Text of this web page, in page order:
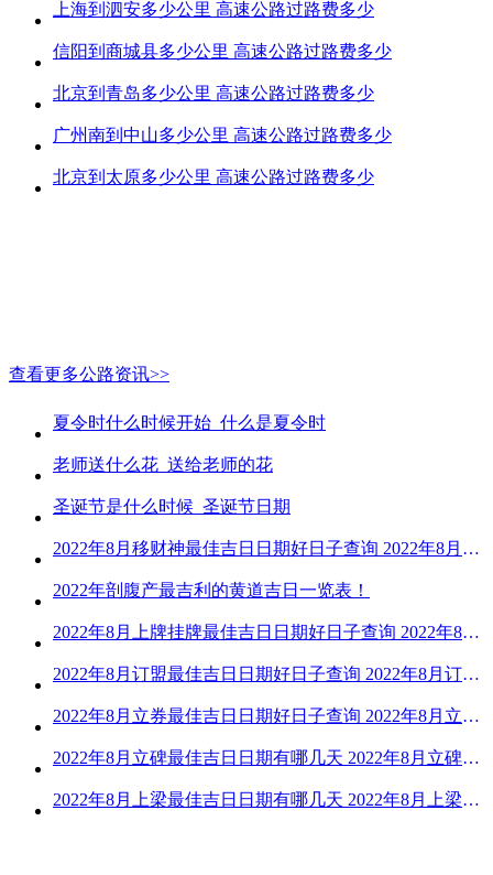
上海到泗安多少公里 高速公路过路费多少
信阳到商城县多少公里 高速公路过路费多少
北京到青岛多少公里 高速公路过路费多少
广州南到中山多少公里 高速公路过路费多少
北京到太原多少公里 高速公路过路费多少
查看更多公路资讯>>
夏令时什么时候开始_什么是夏令时
老师送什么花_送给老师的花
圣诞节是什么时候_圣诞节日期
2022年8月移财神最佳吉日日期好日子查询 2022年8月移财神吉日一览
2022年剖腹产最吉利的黄道吉日一览表！
2022年8月上牌挂牌最佳吉日日期好日子查询 2022年8月上牌吉日精选
2022年8月订盟最佳吉日日期好日子查询 2022年8月订盟黄道吉日一览
2022年8月立券最佳吉日日期好日子查询 2022年8月立券的黄道吉日一览
2022年8月立碑最佳吉日日期有哪几天 2022年8月立碑吉日查询
2022年8月上梁最佳吉日日期有哪几天 2022年8月上梁的黄道吉日